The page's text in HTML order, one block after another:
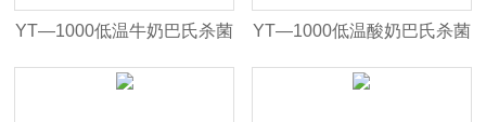
YT—1000低温牛奶巴氏杀菌
机
YT—1000低温酸奶巴氏杀菌
机